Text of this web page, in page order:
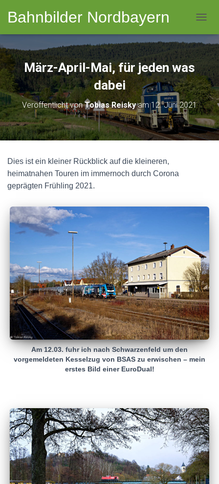
Bahnbilder Nordbayern
März-April-Mai, für jeden was
dabei
Veröffentlicht vonTobias Reiskyam12. Juni 2021
Dies ist ein kleiner Rückblick auf die kleineren,
heimatnahen Touren im immernoch durch Corona
geprägten Frühling 2021.
Am 12.03. fuhr ich nach Schwarzenfeld um den
vorgemeldeten Kesselzug von BSAS zu erwischen – mein
erstes Bild einer EuroDual!